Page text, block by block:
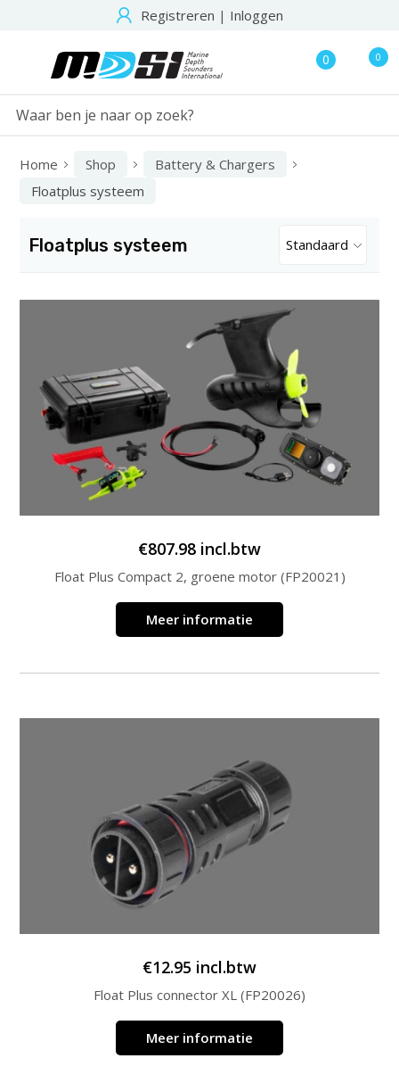
Registreren | Inloggen
0 0
Home Shop
Battery & Chargers
Floatplus systeem
Floatplus systeem Standaard
€807.98 incl.btw
Float Plus Compact 2, groene motor (FP20021)
Meer informatie
€12.95 incl.btw
Float Plus connector XL (FP20026)
Meer informatie